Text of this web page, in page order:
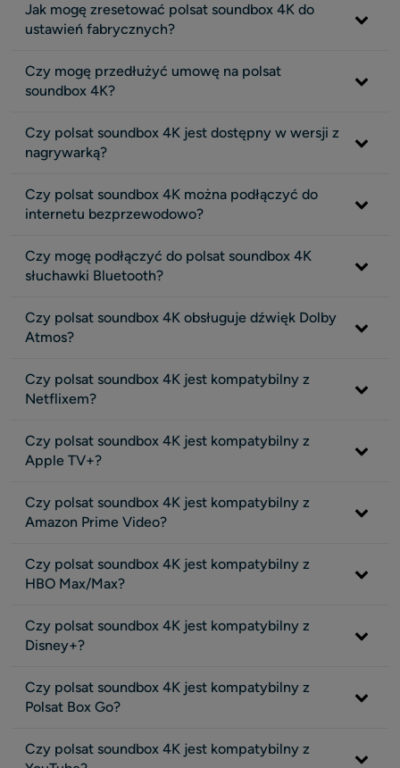
Jak mogę zresetować polsat soundbox 4K do
ustawień fabrycznych?
Czy mogę przedłużyć umowę na polsat
soundbox 4K?
Czy polsat soundbox 4K jest dostępny w wersji z
nagrywarką?
Czy polsat soundbox 4K można podłączyć do
internetu bezprzewodowo?
Czy mogę podłączyć do polsat soundbox 4K
słuchawki Bluetooth?
Czy polsat soundbox 4K obsługuje dźwięk Dolby
Atmos?
Czy polsat soundbox 4K jest kompatybilny z
Netflixem?
Czy polsat soundbox 4K jest kompatybilny z
Apple TV+?
Czy polsat soundbox 4K jest kompatybilny z
Amazon Prime Video?
Czy polsat soundbox 4K jest kompatybilny z
HBO Max/Max?
Czy polsat soundbox 4K jest kompatybilny z
Disney+?
Czy polsat soundbox 4K jest kompatybilny z
Polsat Box Go?
Czy polsat soundbox 4K jest kompatybilny z